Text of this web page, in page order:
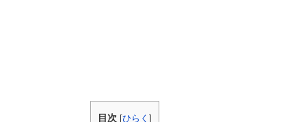
目次 [ひらく ]